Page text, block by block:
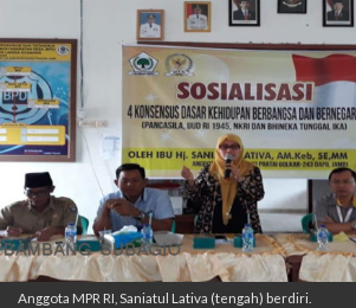
Anggota MPR RI, Saniatul Lativa (tengah) berdiri.